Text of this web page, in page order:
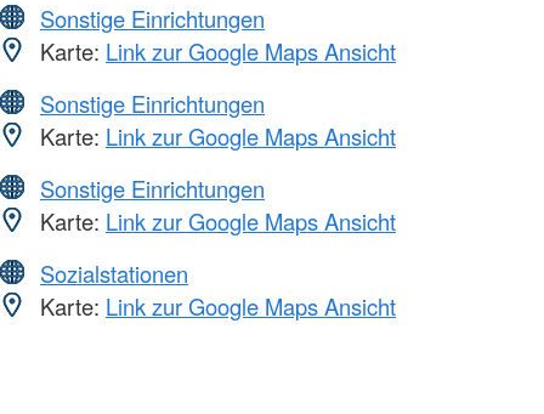
Sonstige Einrichtungen
Karte: Link zur Google Maps Ansicht
Sonstige Einrichtungen
Karte: Link zur Google Maps Ansicht
Sonstige Einrichtungen
Karte: Link zur Google Maps Ansicht
Sozialstationen
Karte: Link zur Google Maps Ansicht